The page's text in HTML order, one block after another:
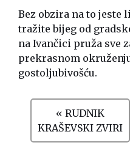
Bez obzira na to
tražite bijeg od
na Ivančici pruža sve
prekrasnom
gostoljubivošću.
« RUDNIK
KRAŠEVSKI ZVIRI